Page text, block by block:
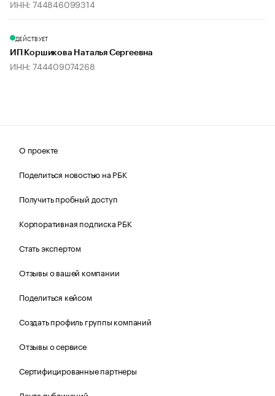
ИНН: 744846099314
ДЕЙСТВУЕТ
ИП Коршикова Наталья Сергеевна
ИНН: 744409074268
О проекте
Поделиться новостью на РБК
Получить пробный доступ
Корпоративная подписка РБК
Стать экспертом
Отзывы о вашей компании
Поделиться кейсом
Создать профиль группы компаний
Отзывы о сервисе
Сертифицированные партнеры